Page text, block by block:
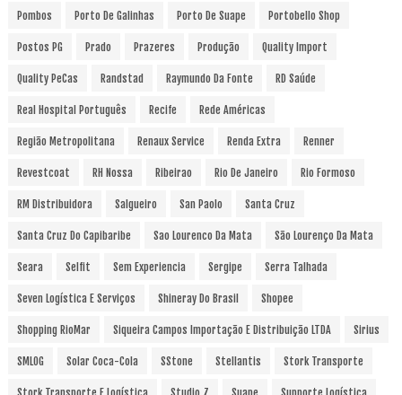
Pombos Porto De Galinhas Porto De Suape Portobello Shop
Postos PG Prado Prazeres Produção Quality Import
Quality PeCas Randstad Raymundo Da Fonte RD Saúde
Real Hospital Português Recife Rede Américas
Região Metropolitana Renaux Service Renda Extra Renner
Revestcoat RH Nossa Ribeirao Rio De Janeiro Rio Formoso
RM Distribuidora Salgueiro San Paolo Santa Cruz
Santa Cruz Do Capibaribe Sao Lourenco Da Mata São Lourenço Da Mata
Seara Selfit Sem Experiencia Sergipe Serra Talhada
Seven Logística E Serviços Shineray Do Brasil Shopee
Shopping RioMar Siqueira Campos Importação E Distribuição LTDA Sirius
SMLOG Solar Coca-Cola SStone Stellantis Stork Transporte